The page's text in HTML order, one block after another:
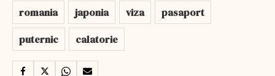
romania japonia viza
pasaport
puternic
calatorie